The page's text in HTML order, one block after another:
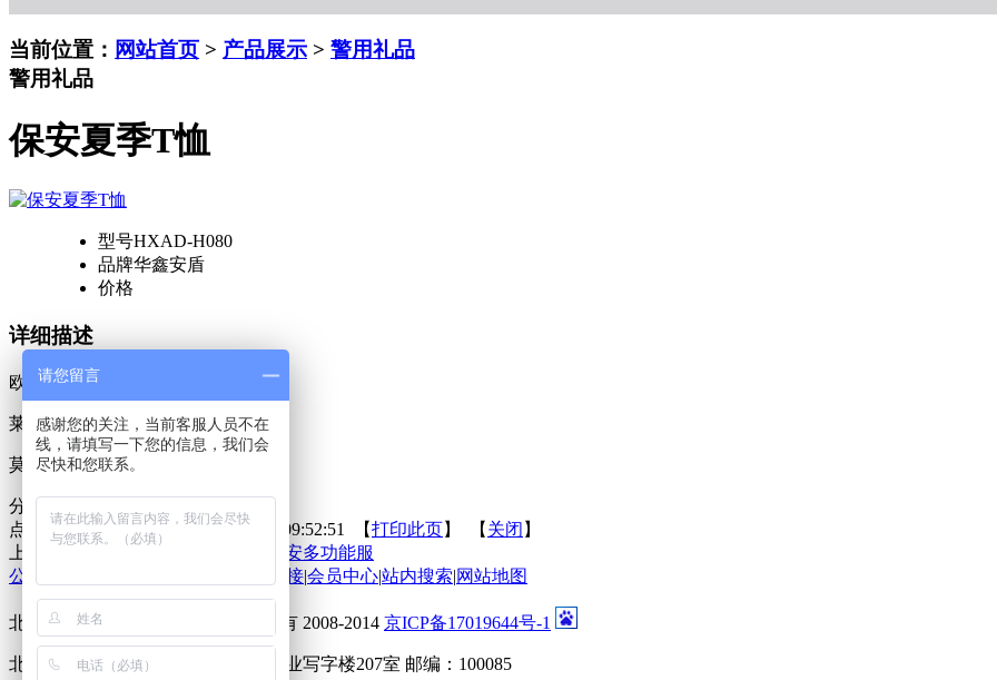
当前位置： 网站首页 > 产品展示 > 警用礼品
警用礼品
保安夏季T恤
型号HXAD-H080
品牌华鑫安盾
价格
详细描述
欧根棉
莱卡棉
莫代尔
分享到：
点击次数：更新时间：2020-10-27 09:52:51 【打印此页】 【 关闭 】
上一条：
保安多功能服
公司动态
友情链接|会员中心|站内搜索|网站地图
北京华鑫安盾商贸有限公司 版权所有 2008-2014 京ICP备17019644号-1
北京海淀上地马连洼北路9号东居兴业写字楼207室 邮编：100085
请您留言
感谢您的关注，当前客服人员不在
线，请填写一下您的信息，我们会
尽快和您联系。